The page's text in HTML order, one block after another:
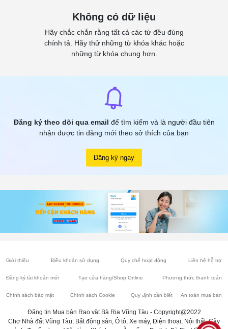
Không có dữ liệu
Hãy chắc chắn rằng tất cả các từ đều đúng
chính tả. Hãy thử những từ khóa khác hoặc
những từ khóa chung hơn.
Đăng ký theo dõi qua email để tìm kiếm và là người đầu tiên
nhận được tin đăng mới theo sở thích của bạn
Đăng ký ngay
Giới thiệu Điều khoản sử dụng Quy chế hoạt động Liên hệ hỗ trợ
Đăng ký tài khoản mới Tạo cửa hàng/Shop Online Phương thức thanh toán
Chính sách bảo mật Chính sách Cookie Quy định cần biết An toàn mua bán
Đăng tin Mua bán Rao vặt Bà Rịa Vũng Tàu - Copyright@2022
Chợ Nhà đất Vũng Tàu, Bất động sản, Ô tô, Xe máy, Điện thoại, Nội thất, Cây